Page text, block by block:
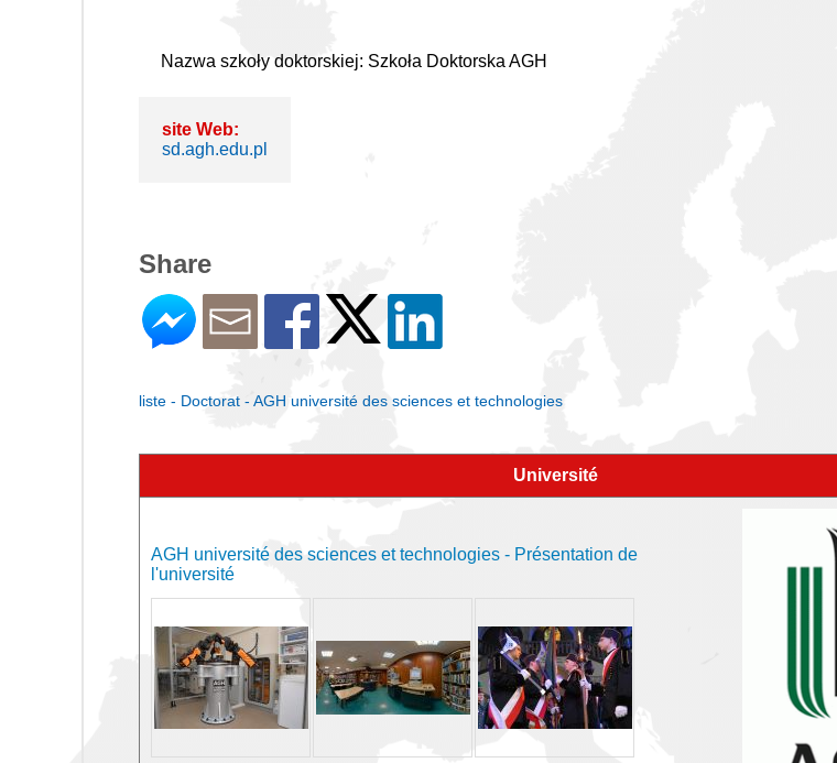
Nazwa szkoły doktorskiej: Szkoła Doktorska AGH
site Web:
sd.agh.edu.pl
Share
liste - Doctorat - AGH université des sciences et technologies
Université
AGH université des sciences et technologies - Présentation de
l'université